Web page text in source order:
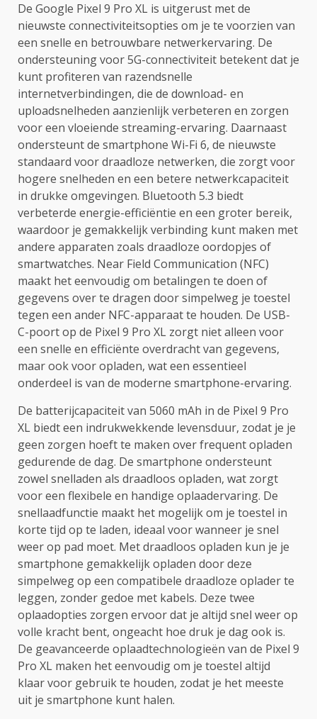
De Google Pixel 9 Pro XL is uitgerust met de
nieuwste connectiviteitsopties om je te voorzien van
een snelle en betrouwbare netwerkervaring. De
ondersteuning voor 5G-connectiviteit betekent dat je
kunt profiteren van razendsnelle
internetverbindingen, die de download- en
uploadsnelheden aanzienlijk verbeteren en zorgen
voor een vloeiende streaming-ervaring. Daarnaast
ondersteunt de smartphone Wi-Fi 6, de nieuwste
standaard voor draadloze netwerken, die zorgt voor
hogere snelheden en een betere netwerkcapaciteit
in drukke omgevingen. Bluetooth 5.3 biedt
verbeterde energie-efficiëntie en een groter bereik,
waardoor je gemakkelijk verbinding kunt maken met
andere apparaten zoals draadloze oordopjes of
smartwatches. Near Field Communication (NFC)
maakt het eenvoudig om betalingen te doen of
gegevens over te dragen door simpelweg je toestel
tegen een ander NFC-apparaat te houden. De USB-
C-poort op de Pixel 9 Pro XL zorgt niet alleen voor
een snelle en efficiënte overdracht van gegevens,
maar ook voor opladen, wat een essentieel
onderdeel is van de moderne smartphone-ervaring.
De batterijcapaciteit van 5060 mAh in de Pixel 9 Pro
XL biedt een indrukwekkende levensduur, zodat je je
geen zorgen hoeft te maken over frequent opladen
gedurende de dag. De smartphone ondersteunt
zowel snelladen als draadloos opladen, wat zorgt
voor een flexibele en handige oplaadervaring. De
snellaadfunctie maakt het mogelijk om je toestel in
korte tijd op te laden, ideaal voor wanneer je snel
weer op pad moet. Met draadloos opladen kun je je
smartphone gemakkelijk opladen door deze
simpelweg op een compatibele draadloze oplader te
leggen, zonder gedoe met kabels. Deze twee
oplaadopties zorgen ervoor dat je altijd snel weer op
volle kracht bent, ongeacht hoe druk je dag ook is.
De geavanceerde oplaadtechnologieën van de Pixel 9
Pro XL maken het eenvoudig om je toestel altijd
klaar voor gebruik te houden, zodat je het meeste
uit je smartphone kunt halen.